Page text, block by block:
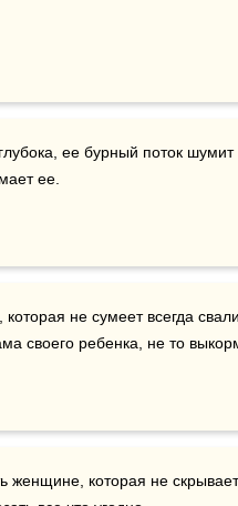
глубока, ее бурный поток
ее.
не сумеет всегда
своего ребенка, не то
женщине, которая не